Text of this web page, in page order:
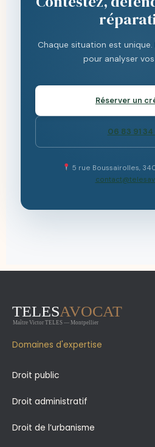
Chaque situation est
pour analyser
Réserver un
06 83 91 34
5 rue Boussairolles,
Domaines d'expertise
Droit public
Droit administratif
Droit de l’urbanisme